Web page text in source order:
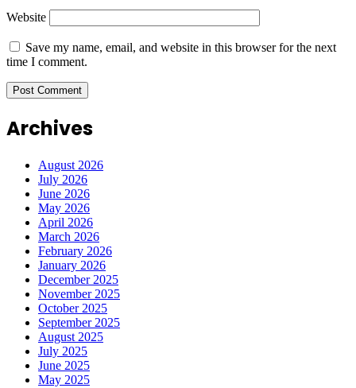
Website
Save my name, email, and website in this browser for the next
time I comment.
Archives
August 2026
July 2026
June 2026
May 2026
April 2026
March 2026
February 2026
January 2026
December 2025
November 2025
October 2025
September 2025
August 2025
July 2025
June 2025
May 2025